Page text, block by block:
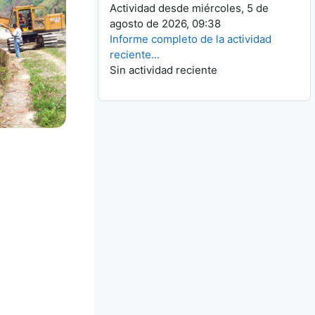
Actividad desde miércoles, 5 de
agosto de 2026, 09:38
Informe completo de la actividad
reciente...
Sin actividad reciente